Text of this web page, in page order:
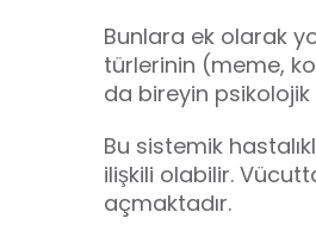
Bunlara ek olarak
türlerinin (meme,
da bireyin psikolojik
Bu sistemik
ilişkili olabilir.
açmaktadır.